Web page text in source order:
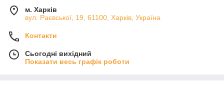
м. Харків
вул. Раєвської, 19, 61100, Харків, Україна
Контакти
Сьогодні вихідний
Показати весь графік роботи